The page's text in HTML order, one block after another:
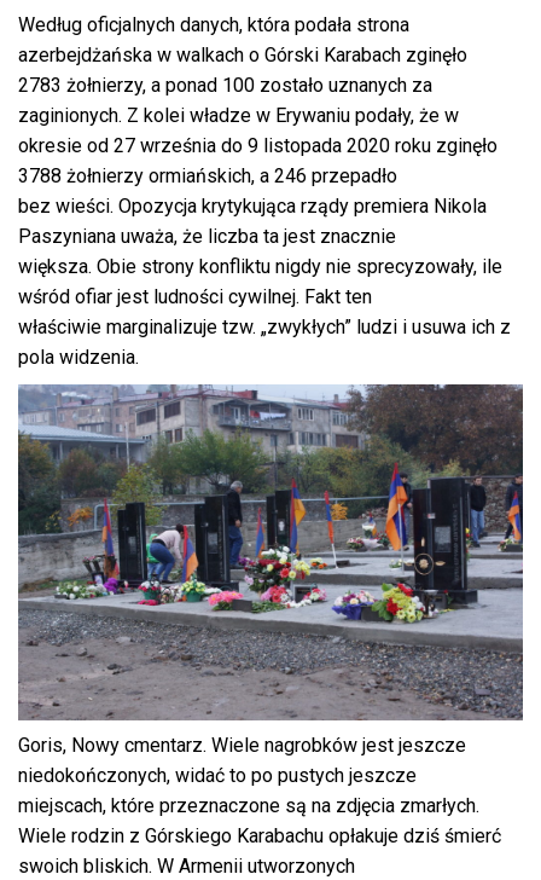
Według oficjalnych danych, która podała strona
azerbejdżańska w walkach o Górski Karabach zginęło
2783 żołnierzy, a ponad 100 zostało uznanych za
zaginionych. Z kolei władze w Erywaniu podały, że w
okresie od 27 września do 9 listopada 2020 roku zginęło
3788 żołnierzy ormiańskich, a 246 przepadło
bez wieści. Opozycja krytykująca rządy premiera Nikola
Paszyniana uważa, że liczba ta jest znacznie
większa. Obie strony konfliktu nigdy nie sprecyzowały, ile
wśród ofiar jest ludności cywilnej. Fakt ten
właściwie marginalizuje tzw. „zwykłych” ludzi i usuwa ich z
pola widzenia.
Goris, Nowy cmentarz. Wiele nagrobków jest jeszcze
niedokończonych, widać to po pustych jeszcze
miejscach, które przeznaczone są na zdjęcia zmarłych.
Wiele rodzin z Górskiego Karabachu opłakuje dziś śmierć
swoich bliskich. W Armenii utworzonych